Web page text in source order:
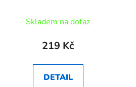
Skladem na dotaz
219 Kč
DETAIL